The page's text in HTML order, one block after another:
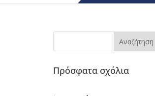
Πρόσφατα σχόλια